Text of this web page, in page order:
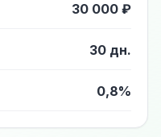
30 000 ₽
30 дн.
0,8%